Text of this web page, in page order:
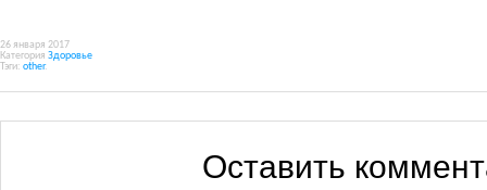
26 января 2017
Категория Здоровье
Тэги: other.
Оставить